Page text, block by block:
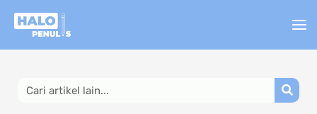
Lewati
Search